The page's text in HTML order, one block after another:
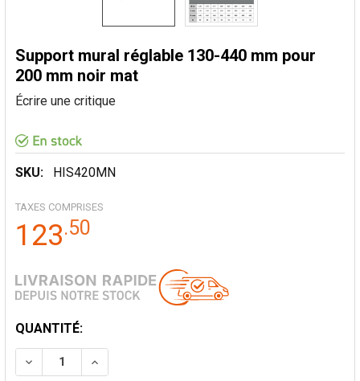
Support mural réglable 130-440 mm pour
200 mm noir mat
Écrire une critique
SKU: HIS420MN
TAXES COMPRISES
123.50
STOCK
ACTUEL:
QUANTITÉ:
DIMINUER LA QUANTITÉ DE SUPPORT MURAL
AUGMENTER LA QUANTITÉ DE SUPPORT